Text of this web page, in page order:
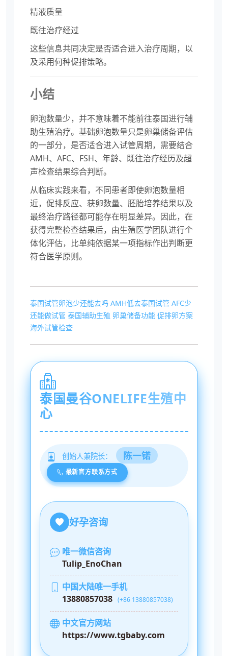
精液质量
既往治疗经过
这些信息共同决定是否适合进入治疗周期，以
及采用何种促排策略。
小结
卵泡数量少，并不意味着不能前往泰国进行辅
助生殖治疗。基础卵泡数量只是卵巢储备评估
的一部分，是否适合进入试管周期，需要结合
AMH、AFC、FSH、年龄、既往治疗经历及超
声检查结果综合判断。
从临床实践来看，不同患者即使卵泡数量相
近，促排反应、获卵数量、胚胎培养结果以及
最终治疗路径都可能存在明显差异。因此，在
获得完整检查结果后，由生殖医学团队进行个
体化评估，比单纯依据某一项指标作出判断更
符合医学原则。
泰国试管卵泡少还能去吗 AMH低去泰国试管 AFC少
还能做试管 泰国辅助生殖 卵巢储备功能 促排卵方案
海外试管检查
泰国曼谷ONELIFE生殖中
心
创始人兼院长： 陈一锘
最新官方联系方式
好孕咨询
唯一微信咨询
Tulip_EnoChan
中国大陆唯一手机
13880857038 (+86 13880857038)
中文官方网站
https://www.tgbaby.com